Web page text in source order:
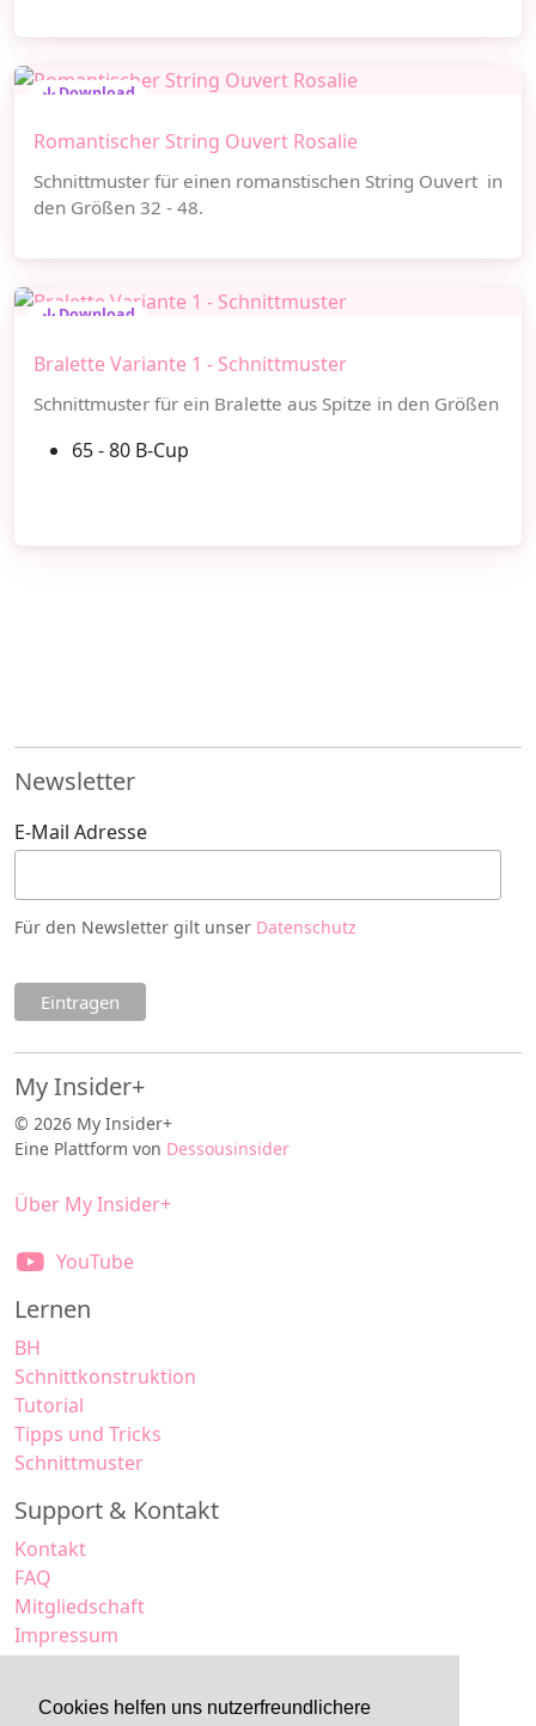
Cookies helfen uns nutzerfreundlichere
Download
Romantischer String Ouvert Rosalie
Schnittmuster für einen romanstischen String Ouvert in
den Größen 32 - 48.
Download
Bralette Variante 1 - Schnittmuster
Schnittmuster für ein Bralette aus Spitze in den Größen
65 - 80 B-Cup
Newsletter
E-Mail Adresse
Für den Newsletter gilt unser Datenschutz
My Insider+
© 2026 My Insider+
Eine Plattform von Dessousinsider
Über My Insider+
YouTube
Lernen
BH
Schnittkonstruktion
Tutorial
Tipps und Tricks
Schnittmuster
Support & Kontakt
Kontakt
FAQ
Mitgliedschaft
Impressum
Datenschutz